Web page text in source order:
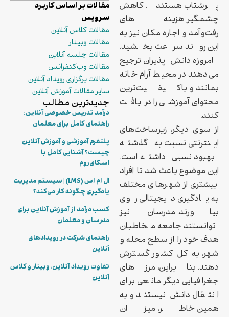
پرشتاب هستند. کاهش
چشمگیر هزینه‌های
رفت‌وآمد و اجاره مکان نیز به
این روند سرعت بخشید.
امروزه دانش‌پذیران ترجیح
می‌دهند در محیط آرام خانه
بمانند و باکیفیت‌ترین
محتوای آموزشی را دریافت
کنند.
از سوی دیگر، زیرساخت‌های
اینترنتی نسبت به گذشته
بهبود نسبی داشته است.
این موضوع باعث شد تا افراد
بیشتری از شهرهای مختلف
به یادگیری دیجیتالی روی
بیاورند. مدرسان نیز
توانستند جامعه مخاطبان
هدف خود را از سطح محله و
شهر، به کل کشور گسترش
دهند. بنابراین، مرزهای
جغرافیایی دیگر مانعی برای
انتقال دانش نیستند و به
همین خاطر، میزان
مقالات بر اساس کاربرد
سرویس
مقالات کلاس آنلاین
مقالات وبینار
مقالات جلسه آنلاین
مقالات وب‌کنفرانس
مقالات برگزاری رویداد آنلاین
سایر مقالات آموزش آنلاین
جدیدترین مطالب
درآمد تدریس خصوصی آنلاین:
راهنمای کامل برای معلمان
پلتفرم آموزشی و آموزش آنلاین
چیست؟ آشنایی کامل با
اسکای‌روم
ال ام اس (LMS) | سیستم مدیریت
یادگیری چگونه کار می‌کند؟
کسب درآمد از آموزش آنلاین برای
مدرسان و معلمان
راهنمای شرکت در رویدادهای
آنلاین
تفاوت رویداد آنلاین، وبینار و کلاس
آنلاین